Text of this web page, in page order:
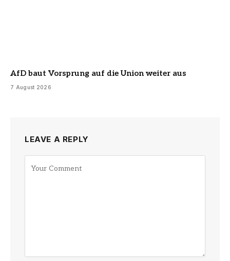
AfD baut Vorsprung auf die Union weiter aus
7 August 2026
LEAVE A REPLY